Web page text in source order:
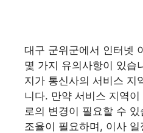
대구 군위군에서 인터넷
몇 가지 유의사항이 있습
지가 통신사의 서비스 지
니다. 만약 서비스 지역
로의 변경이 필요할 수
조율이 필요하며, 이사